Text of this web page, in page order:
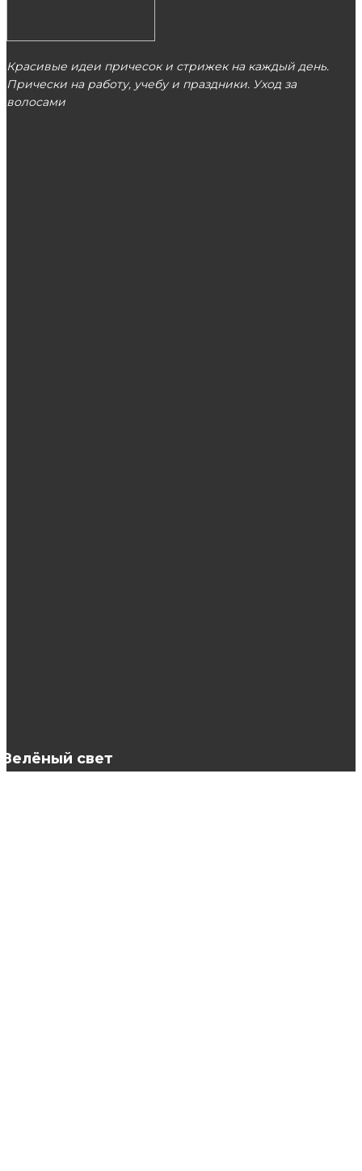
Зелёный свет
Красивые идеи причесок и стрижек на каждый день.
Прически на работу, учебу и праздники. Уход за
волосами